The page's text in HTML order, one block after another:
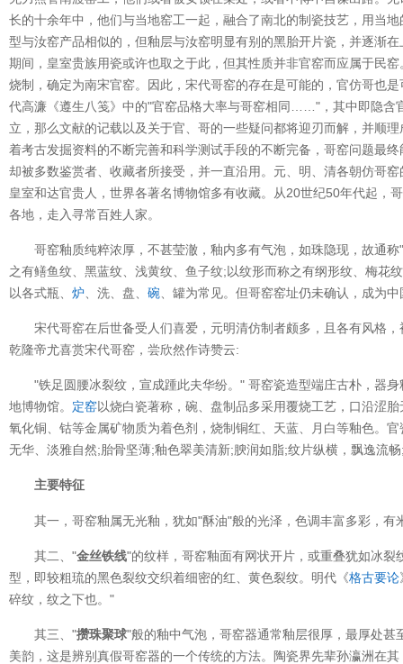
长的十余年中，他们与当地窑工一起，融合了南北的制瓷技艺，用当
型与汝窑产品相似的，但釉层与汝窑明显有别的黑胎开片瓷，并逐渐
期间，皇室贵族用瓷或许也取之于此，但其性质并非官窑而应属于民
烧制，确定为南宋官窑。因此，宋代哥窑的存在是可能的，官仿哥也
代高濂《遵生八笺》中的"官窑品格大率与哥窑相同……"，其中即隐含
立，那么文献的记载以及关于官、哥的一些疑问都将迎刃而解，并顺
着考古发掘资料的不断完善和科学测试手段的不断完备，哥窑问题最
却被多数鉴赏者、收藏者所接受，并一直沿用。元、明、清各朝仿哥
皇室和达官贵人，世界各著名博物馆多有收藏。从20世纪50年代起，
各地，走入寻常百姓人家。
哥窑釉质纯粹浓厚，不甚莹澈，釉内多有气泡，如珠隐现，故通
之有鳝鱼纹、黑蓝纹、浅黄纹、鱼子纹;以纹形而称之有纲形纹、梅花
以各式瓶、 炉 、洗、盘、 碗 、罐为常见。但哥窑窑址仍未确认，成为
宋代哥窑在后世备受人们喜爱，元明清仿制者颇多，且各有风格
乾隆帝尤喜赏宋代哥窑，尝欣然作诗赞云:
"铁足圆腰冰裂纹，宣成踵此夫华纷。" 哥窑瓷造型端庄古朴，器
地博物馆。 定窑以烧白瓷著称，碗、盘制品多采用覆烧工艺，口沿涩
氧化铜、钴等金属矿物质为着色剂，烧制铜红、天蓝、月白等釉色。
无华、淡雅自然;胎骨坚薄;釉色翠美清新;腴润如脂;纹片纵横，飘逸流
主要特征
其一，哥窑釉属无光釉，犹如"酥油"般的光泽，色调丰富多彩，有
其二、"金丝铁线"的纹样，哥窑釉面有网状开片，或重叠犹如冰
型，即较粗琉的黑色裂纹交织着细密的红、黄色裂纹。明代《格古要论
碎纹，纹之下也。"
其三、"攒珠聚球"般的釉中气泡，哥窑器通常釉层很厚，最厚处
美韵，这是辨别真假哥窑器的一个传统的方法。陶瓷界先辈孙瀛洲在